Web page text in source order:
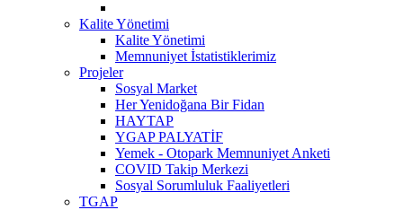
Kalite Yönetimi
Kalite Yönetimi
Memnuniyet İstatistiklerimiz
Projeler
Sosyal Market
Her Yenidoğana Bir Fidan
HAYTAP
YGAP PALYATİF
Yemek - Otopark Memnuniyet Anketi
COVID Takip Merkezi
Sosyal Sorumluluk Faaliyetleri
TGAP